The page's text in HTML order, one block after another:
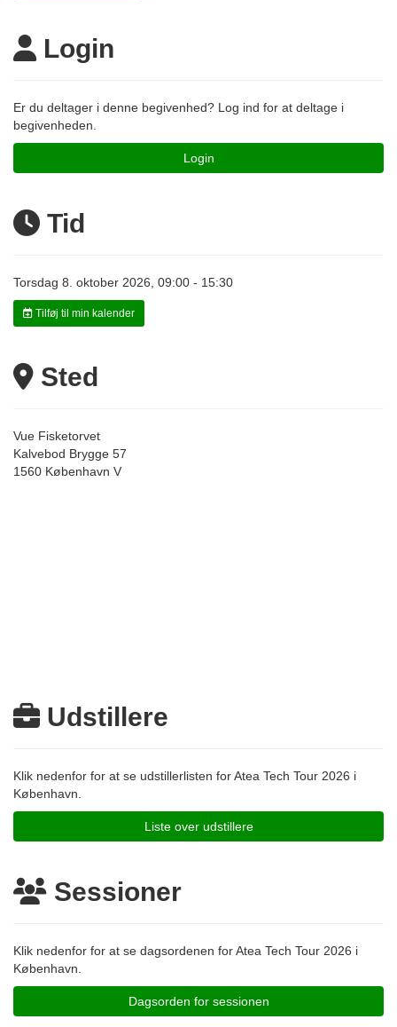
Login
Er du deltager i denne begivenhed? Log ind for at deltage i
begivenheden.
Login
Tid
Torsdag 8. oktober 2026, 09:00 - 15:30
Tilføj til min kalender
Sted
Vue Fisketorvet
Kalvebod Brygge 57
1560 København V
Udstillere
Klik nedenfor for at se udstillerlisten for Atea Tech Tour 2026 i
København.
Liste over udstillere
Sessioner
Klik nedenfor for at se dagsordenen for Atea Tech Tour 2026 i
København.
Dagsorden for sessionen